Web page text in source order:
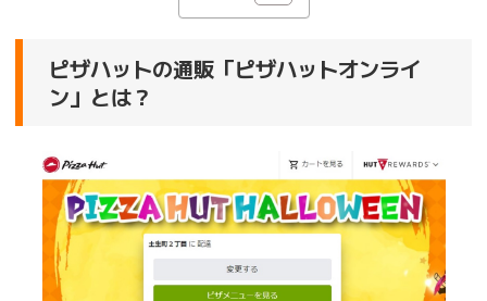
ピザハットの通販「ピザハットオンライ
ン」とは？